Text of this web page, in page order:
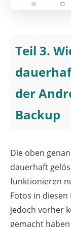
Teil 3.
der
Backup
Die oben
dauerhaft
funktionieren
Fotos in
jedoch vorher
gemacht